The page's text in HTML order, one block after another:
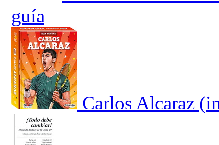
guía
Carlos Alcaraz